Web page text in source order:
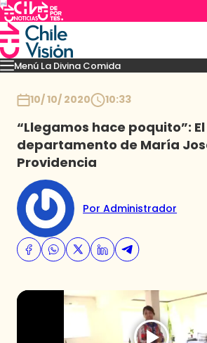
Menú La Divina Comida
Momentos Novedades Recetas
10/ 10/ 2020 10:33
“Llegamos hace poquito”:
departamento de María
Providencia
Por Administrador
Imperdibles